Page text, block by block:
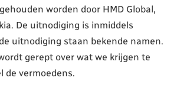
worden door HMD Global,
De uitnodiging is inmiddels
uitnodiging staan bekende namen.
gerept over wat we krijgen te
de vermoedens.